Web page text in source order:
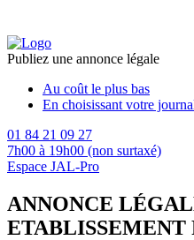
Publiez une annonce légale
Au coût le plus bas
En choisissant votre
01 84 21 09 27
7h00 à 19h00 (non surtaxé)
Espace JAL-Pro
ANNONCE
ETABLISSEMENT